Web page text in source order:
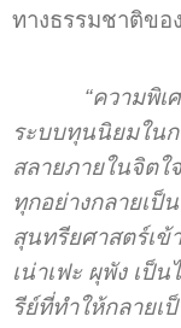
ทางธรรมชาติขอ
“ความพิ
ระบบทุนนิยมในก
สลายภายในจิตใ
ทุกอย่างกลายเป็
สุนทรียศาสตร์เข้
เน่าเฟะ ผุพัง เป็
รีย์ที่ทำให้กลายเ